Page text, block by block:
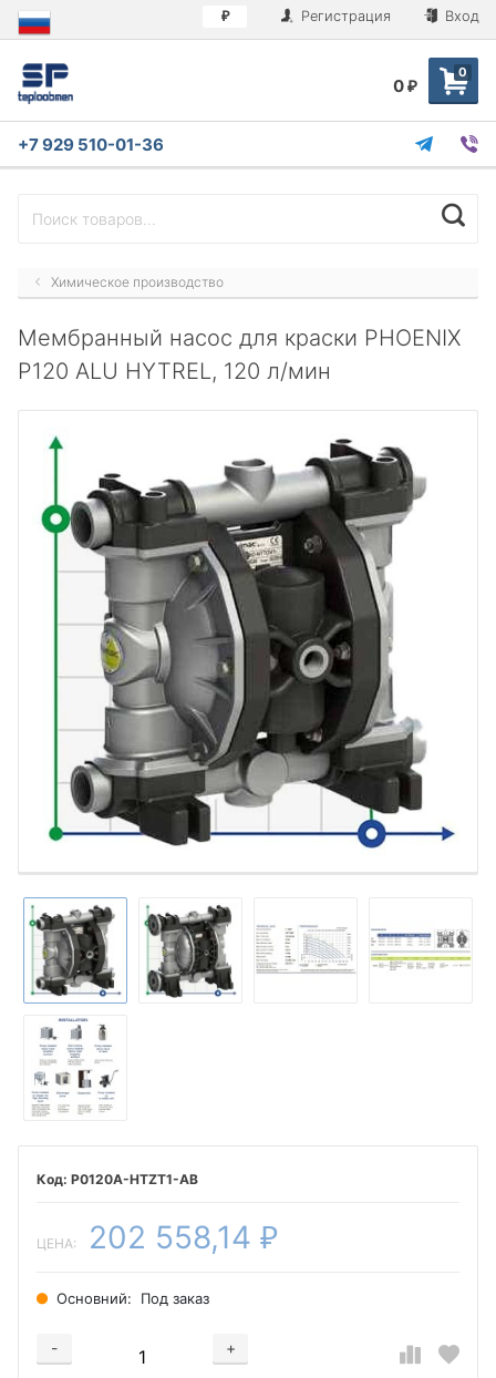
₽ Регистрация Вход
0
0 ₽
+7 929 510-01-36
Химическое производство
Мембранный насос для краски PHOENIX
P120 ALU HYTREL, 120 л/мин
P0120A-HTZT1-AB
ЦЕНА: 202 558,14 ₽
Основний: Под заказ
-
+
Добавляется...
Добавлен